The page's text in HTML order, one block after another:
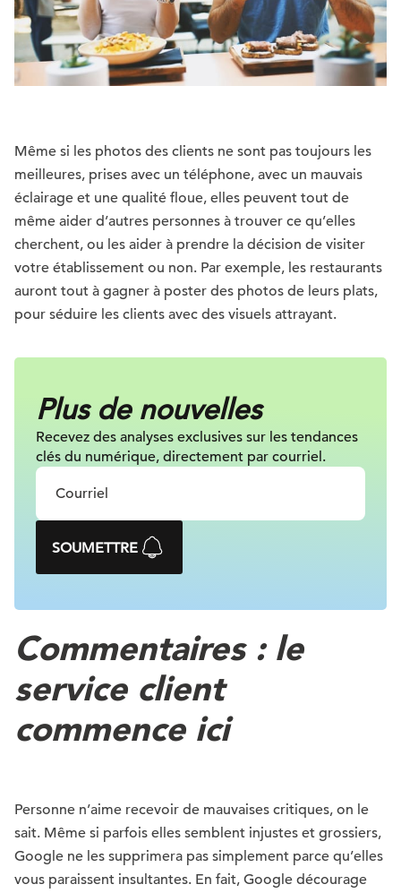
Même si les photos des clients ne sont pas toujours les
meilleures, prises avec un téléphone, avec un mauvais
éclairage et une qualité floue, elles peuvent tout de
même aider d’autres personnes à trouver ce qu’elles
cherchent, ou les aider à prendre la décision de visiter
votre établissement ou non. Par exemple, les restaurants
auront tout à gagner à poster des photos de leurs plats,
pour séduire les clients avec des visuels attrayant.
Plus de nouvelles
Recevez des analyses exclusives sur les tendances
clés du numérique, directement par courriel.
SOUMETTRE
Commentaires : le
service client
commence ici
Personne n’aime recevoir de mauvaises critiques, on le
sait. Même si parfois elles semblent injustes et grossiers,
Google ne les supprimera pas simplement parce qu’elles
vous paraissent insultantes. En fait, Google décourage